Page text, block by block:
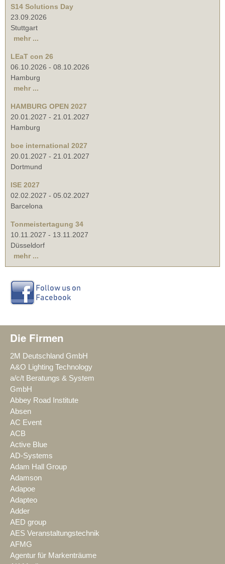
S14 Solutions Day
23.09.2026
Stuttgart
mehr ...
LEaT con 26
06.10.2026 - 08.10.2026
Hamburg
mehr ...
HAMBURG OPEN 2027
20.01.2027 - 21.01.2027
Hamburg
boe international 2027
20.01.2027 - 21.01.2027
Dortmund
ISE 2027
02.02.2027 - 05.02.2027
Barcelona
Tonmeistertagung 34
10.11.2027 - 13.11.2027
Düsseldorf
mehr ...
Die Firmen
2M Deutschland GmbH
A&O Lighting Technology
a/c/t Beratungs & System
GmbH
Abbey Road Institute
Absen
AC Event
ACB
Active Blue
AD-Systems
Adam Hall Group
Adamson
Adapoe
Adapteo
Adder
AED group
AES Veranstaltungstechnik
AFMG
Agentur für Markenträume